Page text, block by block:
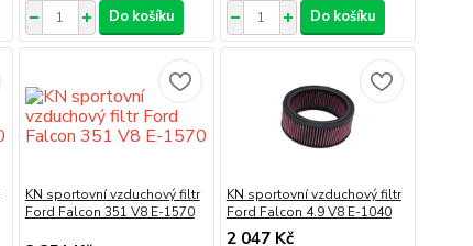
Do košíku Do košíku
KN sportovní vzduchový filtr
Ford Falcon 351 V8 E-1570
KN sportovní vzduchový filtr
Ford Falcon 4.9 V8 E-1040
2 047 Kč